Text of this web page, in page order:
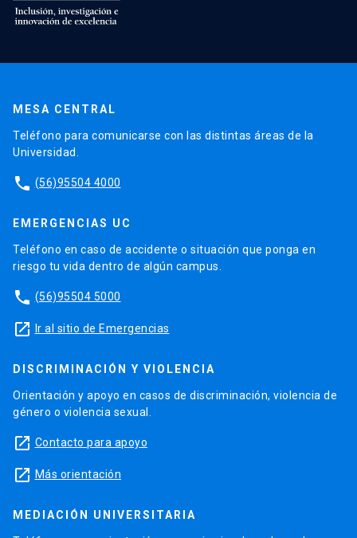
MESA CENTRAL
Teléfono para comunicarse con las distintas áreas de la
Universidad.
phone (56)95504 4000
EMERGENCIAS UC
Teléfono en caso de accidente o situación que ponga en
riesgo tu vida dentro de algún campus.
phone (56)95504 5000
launch Ir al sitio de Emergencias
DISCRIMINACIÓN Y VIOLENCIA
Orientación y apoyo en casos de discriminación, violencia de
género o violencia sexual.
launch Contacto para apoyo
launch Más orientación
MEDIACIÓN UNIVERSITARIA